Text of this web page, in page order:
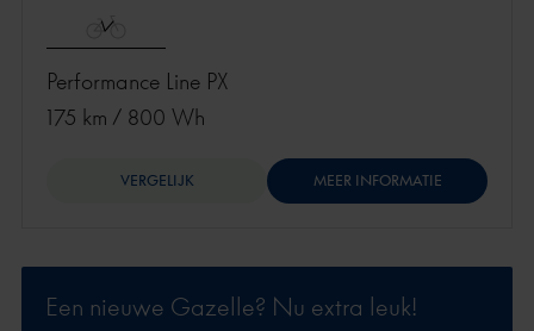
Performance Line PX
175 km / 800 Wh
VERGELIJK MEER INFORMATIE
Een nieuwe Gazelle? Nu extra leuk!